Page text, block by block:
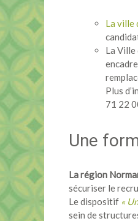
La ville
La
Plus
71 22
Une
La région
sécuriser le
Le dispositif «
sein de